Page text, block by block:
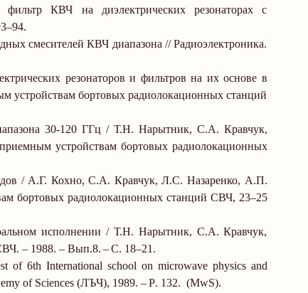
КВЧ на диэлектрических резонаторах с
–94.
смесителей КВЧ диапазона // Радиоэлектроника.
резонаторов и фильтров на их основе в
устройствам бортовых радиолокационных станций
30-120 ГГц / Т.Н. Нарытник, С.А. Кравчук,
устройствам бортовых радиолокационных
/ А.Г. Кохно, С.А. Кравчук, Л.С. Назаренко, А.П.
бортовых радиолокационных станций СВЧ, 23–25
исполнении / Т.Н. Нарытник, С.А. Кравчук,
– 1988. – Вып.8. –С. 18–21.
of 6th International school on microwave physics and
of Sciences (ЛЪЧ), 1989. –Р. 132. (MwS).